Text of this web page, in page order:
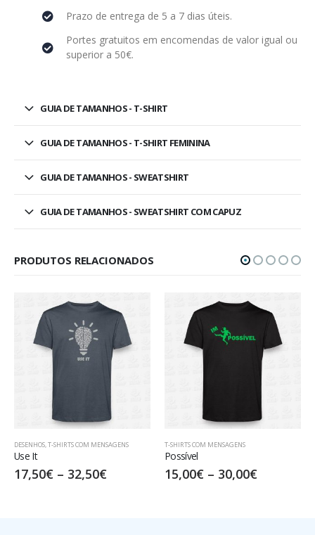
Prazo de entrega de 5 a 7 dias úteis.
Portes gratuitos em encomendas de valor igual ou
superior a 50€.
GUIA DE TAMANHOS - T-SHIRT
GUIA DE TAMANHOS - T-SHIRT FEMININA
GUIA DE TAMANHOS - SWEATSHIRT
GUIA DE TAMANHOS - SWEATSHIRT COM CAPUZ
PRODUTOS RELACIONADOS
DESENHOS,T-SHIRTS COM MENSAGENS
Use It
17,50€ – 32,50€
T-SHIRTS COM MENSAGENS
Possível
15,00€ – 30,00€